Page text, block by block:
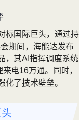
标国际巨头，通过持
期间，海能达发布
，其AI指挥调度系统
电16万通。同时，
了技术壁垒。